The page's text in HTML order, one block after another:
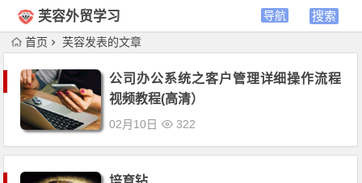
芙容外贸学习
首页 芙容发表的文章
公司办公系统之客户管理详细操作流程
视频教程(高清）
02月10日 322